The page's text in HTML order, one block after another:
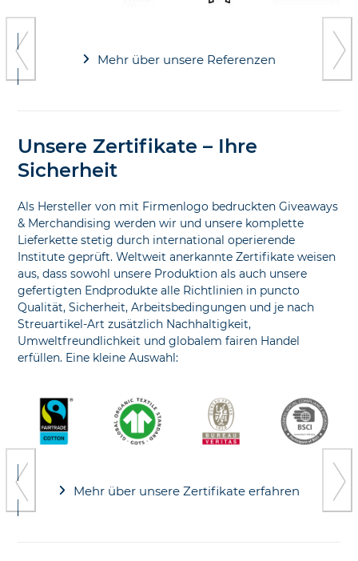
right
arrow
keys
to
access
navigation
buttons
escape
to
go
slide
Mehr über unsere Referenzen
Unsere Zertifikate – Ihre
Sicherheit
Als Hersteller von mit Firmenlogo bedruckten Giveaways
& Merchandising werden wir und unsere komplette
Lieferkette stetig durch international operierende
Institute geprüft. Weltweit anerkannte Zertifikate weisen
aus, dass sowohl unsere Produktion als auch unsere
gefertigten Endprodukte alle Richtlinien in puncto
Qualität, Sicherheit, Arbeitsbedingungen und je nach
Streuartikel-Art zusätzlich Nachhaltigkeit,
Umweltfreundlichkeit und globalem fairen Handel
erfüllen. Eine kleine Auswahl:
and
right
arrow
keys
to
escape
to
go
Mehr über unsere Zertifikate erfahren